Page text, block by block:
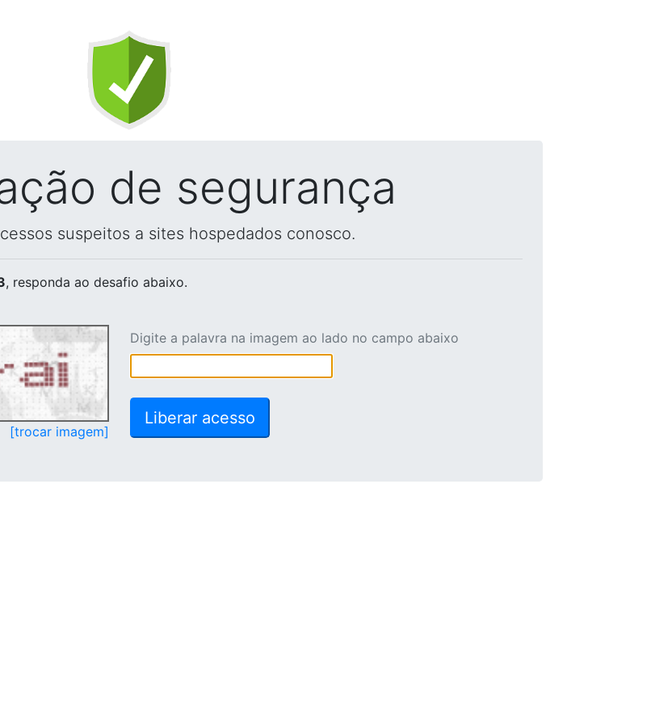
de segurança
suspeitos a sites hospedados conosco.
, responda ao desafio abaixo.
[trocar imagem]
Digite a palavra na imagem ao lado no campo abaixo